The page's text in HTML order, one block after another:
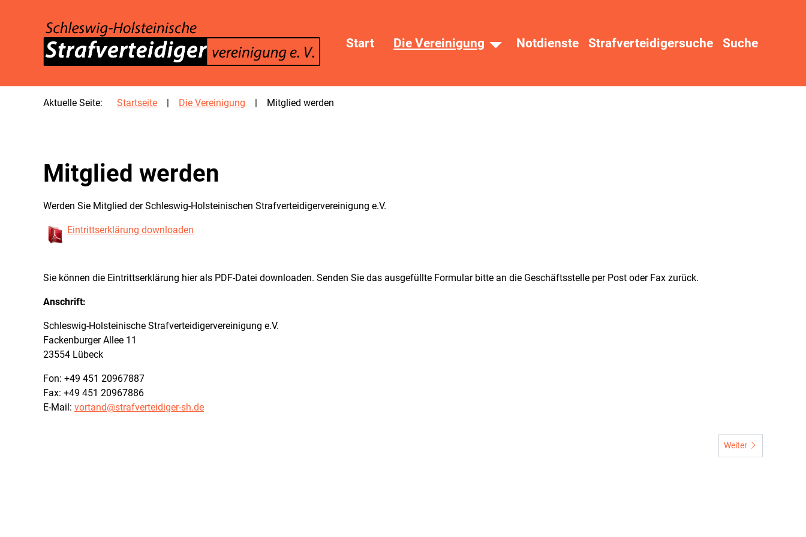
SKIP TO MAIN CONTENT
Start
Die Vereinigung Notdienste Strafverteidigersuche Suche
Aktuelle Seite: Startseite Die Vereinigung Mitglied werden
Mitglied werden
Werden Sie Mitglied der Schleswig-Holsteinischen Strafverteidigervereinigung e.V.
Eintrittserklärung downloaden
Sie können die Eintrittserklärung hier als PDF-Datei downloaden. Senden Sie das ausgefüllte Formular bitte an die Geschäftsstelle per Post oder Fax zurück.
Anschrift:
Schleswig-Holsteinische Strafverteidigervereinigung e.V.
Fackenburger Allee 11
23554 Lübeck
Fon: +49 451 20967887
Fax: +49 451 20967886
E-Mail: vortand@strafverteidiger-sh.de
Nächster Beitrag:
Weiter